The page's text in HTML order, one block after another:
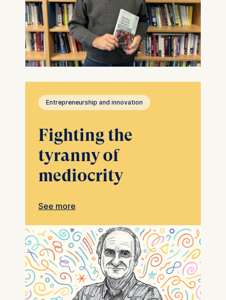
Entrepreneurship and innovation
Fighting the
tyranny of
mediocrity
See more